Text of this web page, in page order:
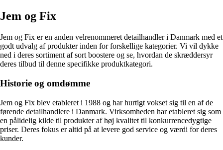
Jem og Fix
Jem og Fix er en anden velrenommeret detailhandler i Danmark med et
godt udvalg af produkter inden for forskellige kategorier. Vi vil dykke
ned i deres sortiment af sort boostere og se, hvordan de skræddersyr
deres tilbud til denne specifikke produktkategori.
Historie og omdømme
Jem og Fix blev etableret i 1988 og har hurtigt vokset sig til en af de
førende detailhandlere i Danmark. Virksomheden har etableret sig som
en pålidelig kilde til produkter af høj kvalitet til konkurrencedygtige
priser. Deres fokus er altid på at levere god service og værdi for deres
kunder.